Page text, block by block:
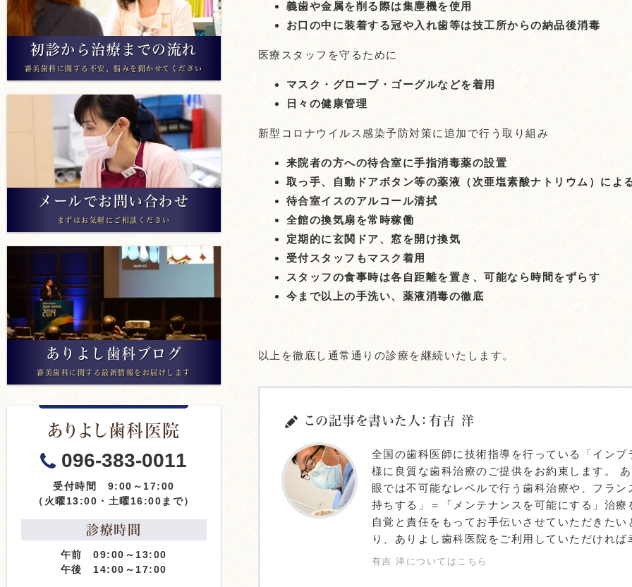
義歯や金属を削る際は集塵機を使用
お口の中に装着する冠や入れ歯等は技工所からの納品後消毒
医療スタッフを守るために
マスク・グローブ・ゴーグルなどを着用
日々の健康管理
新型コロナウイルス感染予防対策に追加で行う取り組み
来院者の方への待合室に手指消毒薬の設置
取っ手、自動ドアボタン等の薬液（次亜塩素酸ナトリウム）によ
待合室イスのアルコール清拭
全館の換気扇を常時稼働
定期的に玄関ドア、窓を開け換気
受付スタッフもマスク着用
スタッフの食事時は各自距離を置き、可能なら時間をずらす
今まで以上の手洗い、薬液消毒の徹底
以上を徹底し通常通りの診療を継続いたします。
この記事を書いた人：有吉 洋
全国の歯科医師に技術指導を行っている「イン
様に良質な歯科治療のご提供をお約束します。
眼では不可能なレベルで行う歯科治療や、フラ
持ちする」＝「メンテナンスを可能にする」治
自覚と責任をもってお手伝いさせていただきた
り、ありよし歯科医院をご利用していただければ
有吉 洋についてはこちら
初診から治療までの流れ
審美歯科に関する不安、悩みを聞かせてください
メールでお問い合わせ
まずはお気軽にご相談ください
ありよし歯科ブログ
審美歯科に関する最新情報をお届けします
ありよし歯科医院
096-383-0011
受付時間 9:00～17:00
（火曜13:00・土曜16:00まで）
診療時間
午前 09:00～13:00
午後 14:00～17:00